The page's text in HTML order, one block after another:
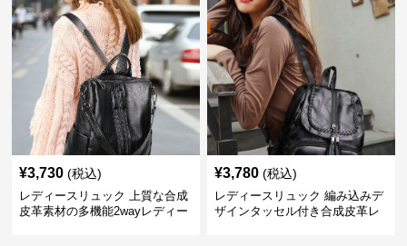
¥3,730 (税込)
レディースリュック 上質な合成
皮革素材の多機能2wayレディー
¥3,780 (税込)
レディースリュック 編み込みデ
ザインタッセル付き合成皮革レ